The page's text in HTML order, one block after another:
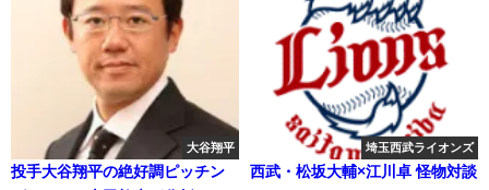
大谷翔平
投手大谷翔平の絶好調ピッチン
埼玉西武ライオンズ
西武・松坂大輔×江川卓 怪物対談